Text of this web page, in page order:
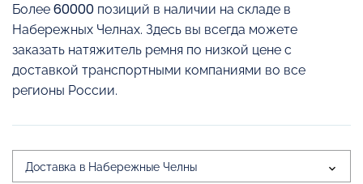
Более 60000 позиций в наличии на складе в
Набережных Челнах. Здесь вы всегда можете
заказать натяжитель ремня по низкой цене с
доставкой транспортными компаниями во все
регионы России.
Доставка в Набережные Челны